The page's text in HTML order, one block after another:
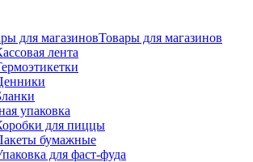
Товары для магазинов
лента
упаковка
для пиццы
бумажные
для фаст-фуда